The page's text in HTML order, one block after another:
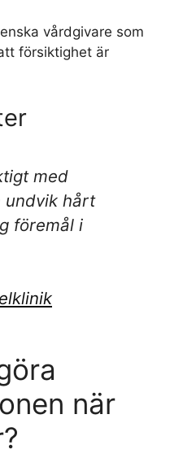
vårdgivare som
försiktighet är
med
undvik hårt
föremål i
när